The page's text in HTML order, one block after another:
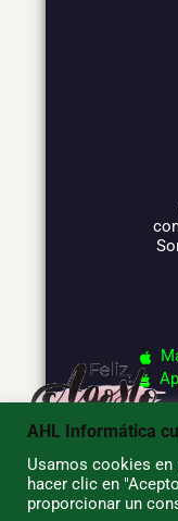
©
AHL Informática
Usamos cookies en
hacer clic en
proporcionar un